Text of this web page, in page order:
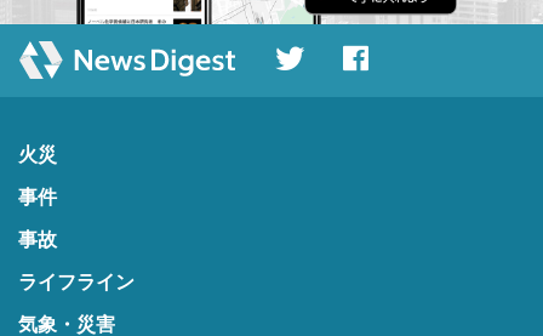
火災
事件
事故
ライフライン
気象・災害